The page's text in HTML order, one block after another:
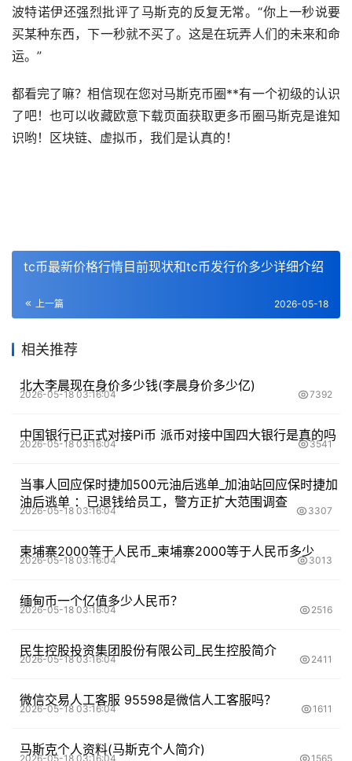
波特诺伊还强烈批评了马斯克的反复无常。“你上一秒说要
买某种东西，下一秒就不买了。这是在玩弄人们的未来和命
运。”
都看完了嘛？相信现在您对马斯克币圈**有一个初级的认识
了吧！也可以收藏欧意下载页面获取更多币圈马斯克是谁知
识哟！区块链、虚拟币，我们是认真的！
tc币最新价格行情目前现状和tc币发行价多少详细介绍
上一篇 2026-05-18
相关推荐
北大李晨现在身价多少钱(李晨身价多少亿)
2026-05-18 03:16:04 7392
中国银行已正式对接Pi币 派币对接中国四大银行是真的吗
2026-05-18 03:16:04 3541
当事人回应保时捷加500元油后逃单_加油站回应保时捷加
油后逃单 ：已退钱给员工，警方正扩大范围调查
2026-05-18 03:16:04 3307
柬埔寨2000等于人民币_柬埔寨2000等于人民币多少
2026-05-18 03:16:04 3013
缅甸币一个亿值多少人民币？
2026-05-18 03:16:04 2516
民生控股投资集团股份有限公司_民生控股简介
2026-05-18 03:16:04 2411
微信交易人工客服 95598是微信人工客服吗？
2026-05-18 03:16:04 1611
马斯克个人资料(马斯克个人简介)
2026-05-18 03:16:04 1565